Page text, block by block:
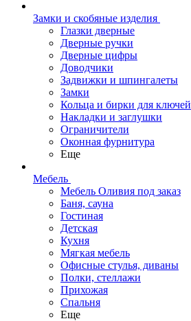
Замки и скобяные изделия
Глазки дверные
Дверные ручки
Дверные цифры
Доводчики
Задвижки и шпингалеты
Замки
Кольца и бирки для ключей
Накладки и заглушки
Ограничители
Оконная фурнитура
Еще
Мебель
Мебель Оливия под заказ
Баня, сауна
Гостиная
Детская
Кухня
Мягкая мебель
Офисные стулья, диваны
Полки, стеллажи
Прихожая
Спальня
Еще